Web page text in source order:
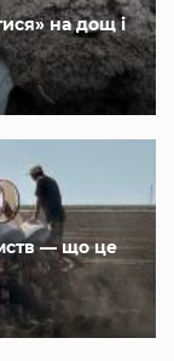
на дощ і
— що це